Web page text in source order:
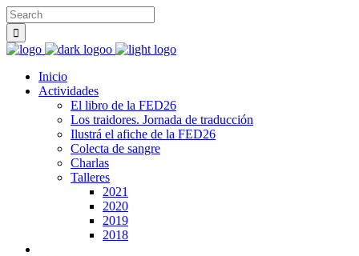
Inicio
Actividades
El libro de la FED26
Los traidores. Jornada de traducción
Ilustrá el afiche de la FED26
Colecta de sangre
Charlas
Talleres
2021
2020
2019
2018